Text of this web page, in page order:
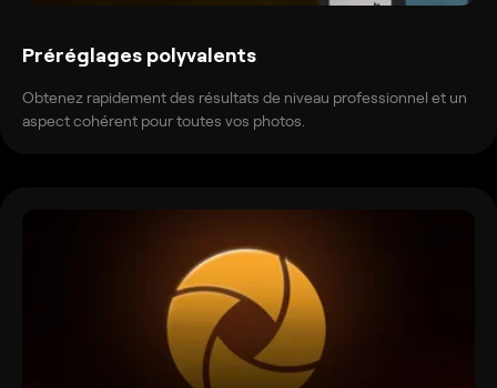
Préréglages polyvalents
Obtenez rapidement des résultats de niveau professionnel et un
aspect cohérent pour toutes vos photos.